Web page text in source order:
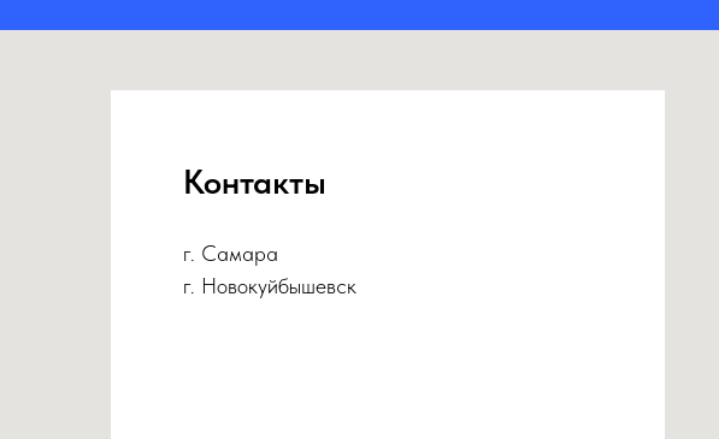
Контакты
г. Самара
г. Новокуйбышевск